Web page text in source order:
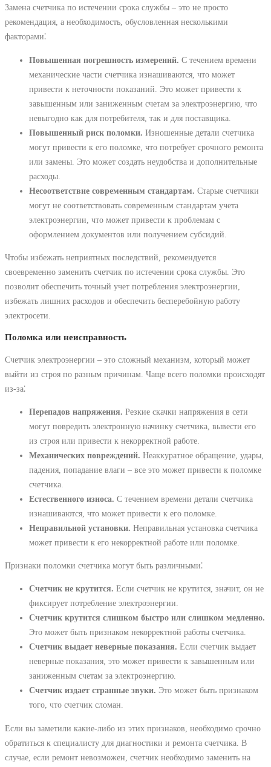
Замена счетчика по истечении срока службы – это не просто
рекомендация, а необходимость, обусловленная несколькими
факторами⁚
Повышенная погрешность измерений. С течением времени
механические части счетчика изнашиваются, что может
привести к неточности показаний. Это может привести к
завышенным или заниженным счетам за электроэнергию, что
невыгодно как для потребителя, так и для поставщика.
Повышенный риск поломки. Изношенные детали счетчика
могут привести к его поломке, что потребует срочного ремонта
или замены. Это может создать неудобства и дополнительные
расходы.
Несоответствие современным стандартам. Старые счетчики
могут не соответствовать современным стандартам учета
электроэнергии, что может привести к проблемам с
оформлением документов или получением субсидий.
Чтобы избежать неприятных последствий, рекомендуется
своевременно заменить счетчик по истечении срока службы. Это
позволит обеспечить точный учет потребления электроэнергии,
избежать лишних расходов и обеспечить бесперебойную работу
электросети.
Поломка или неисправность
Счетчик электроэнергии – это сложный механизм, который может
выйти из строя по разным причинам. Чаще всего поломки происходят
из-за⁚
Перепадов напряжения. Резкие скачки напряжения в сети
могут повредить электронную начинку счетчика, вывести его
из строя или привести к некорректной работе.
Механических повреждений. Неаккуратное обращение, удары,
падения, попадание влаги – все это может привести к поломке
счетчика.
Естественного износа. С течением времени детали счетчика
изнашиваются, что может привести к его поломке.
Неправильной установки. Неправильная установка счетчика
может привести к его некорректной работе или поломке.
Признаки поломки счетчика могут быть различными⁚
Счетчик не крутится. Если счетчик не крутится, значит, он не
фиксирует потребление электроэнергии.
Счетчик крутится слишком быстро или слишком медленно.
Это может быть признаком некорректной работы счетчика.
Счетчик выдает неверные показания. Если счетчик выдает
неверные показания, это может привести к завышенным или
заниженным счетам за электроэнергию.
Счетчик издает странные звуки. Это может быть признаком
того, что счетчик сломан.
Если вы заметили какие-либо из этих признаков, необходимо срочно
обратиться к специалисту для диагностики и ремонта счетчика. В
случае, если ремонт невозможен, счетчик необходимо заменить на